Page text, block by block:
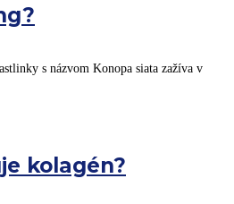
s názvom Konopa siata zažíva v
kolagén?